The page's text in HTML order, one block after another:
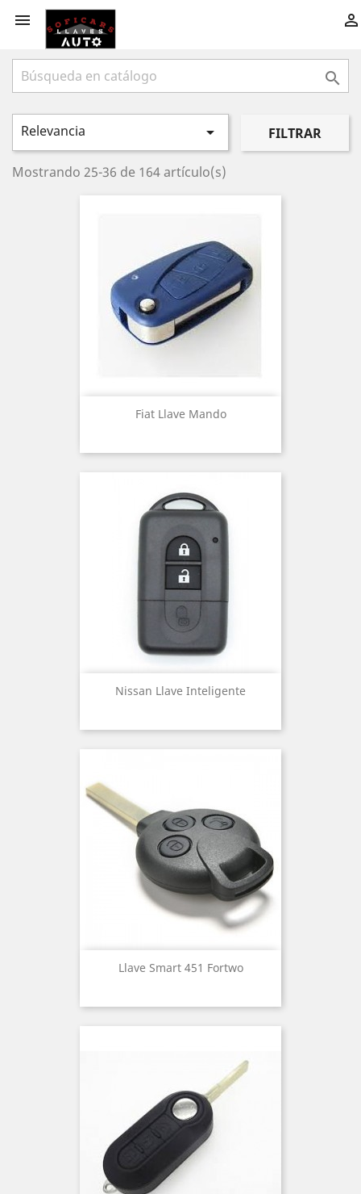
 

Relevancia  FILTRAR
Mostrando 25-36 de 164 artículo(s)
Fiat Llave Mando
Nissan Llave Inteligente
Llave Smart 451 Fortwo